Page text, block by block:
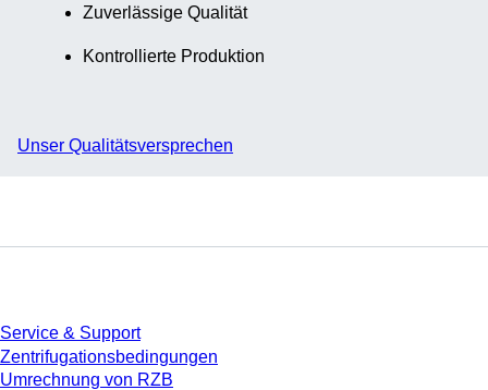
Zuverlässige Qualität
Kontrollierte Produktion
Unser Qualitätsversprechen
Service & Support
Zentrifugationsbedingungen
Umrechnung von RZB